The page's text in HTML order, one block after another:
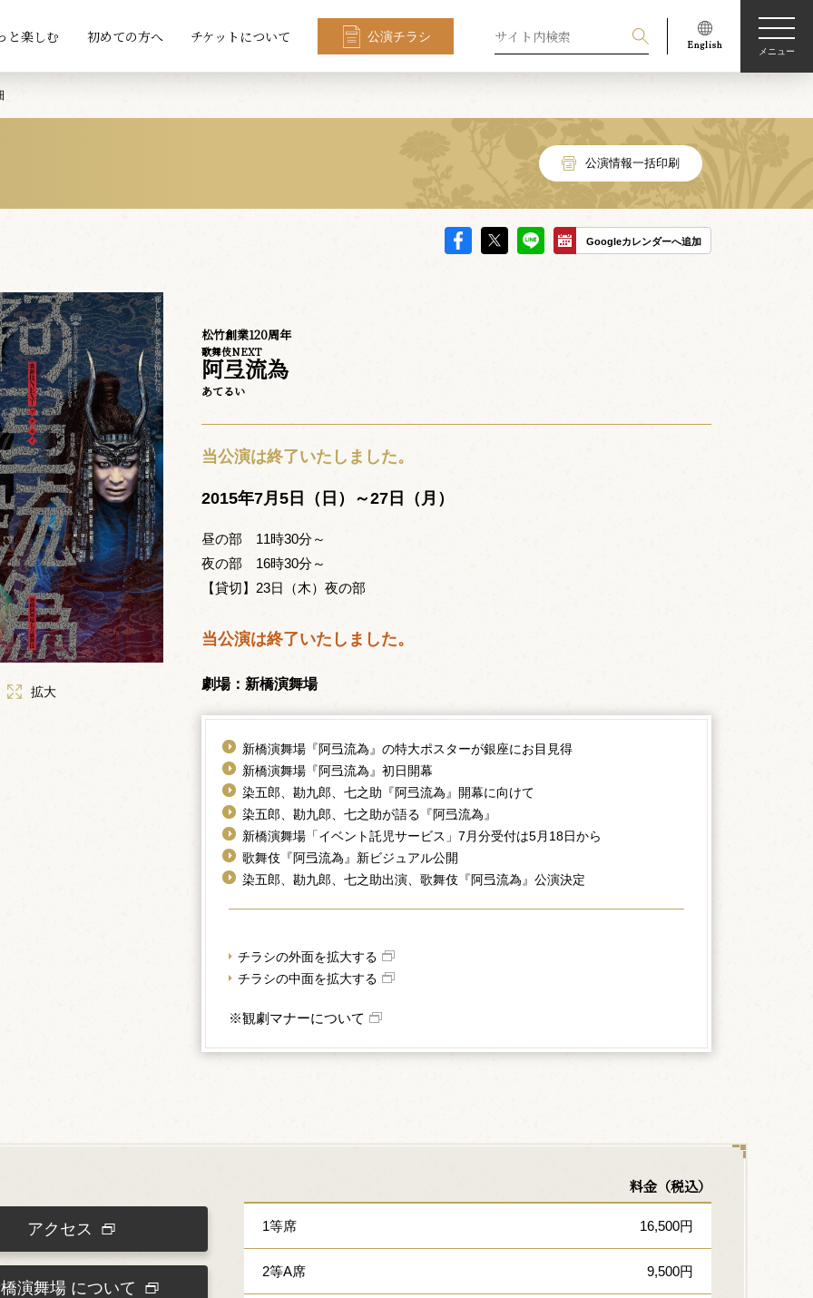
と楽しむ 初めての方へ チケットについて 公演チラシ
メニュー
公演情報一括印刷
Googleカレンダーへ追加
拡大
松竹創業120周年
歌舞伎NEXT
阿弖流為
あてるい
当公演は終了いたしました。
2015年7月5日（日）～27日（月）
昼の部 11時30分～
夜の部 16時30分～
【貸切】23日（木）夜の部
当公演は終了いたしました。
劇場：新橋演舞場
新橋演舞場『阿弖流為』の特大ポスターが銀座にお目見得
新橋演舞場『阿弖流為』初日開幕
染五郎、勘九郎、七之助『阿弖流為』開幕に向けて
染五郎、勘九郎、七之助が語る『阿弖流為』
新橋演舞場「イベント託児サービス」7月分受付は5月18日から
歌舞伎『阿弖流為』新ビジュアル公開
染五郎、勘九郎、七之助出演、歌舞伎『阿弖流為』公演決定
チラシの外面を拡大する
チラシの中面を拡大する
※観劇マナーについて
料金（税込）
1等席 16,500円
2等A席 9,500円
アクセス
演舞場 について